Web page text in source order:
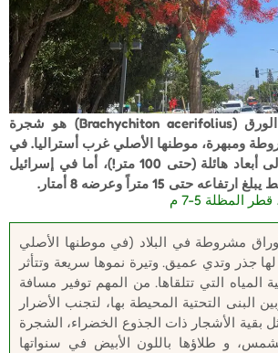
(Brachychiton acerifolius) هو شجرة
ومبهرة، موطنها الأصلي غرب أستراليا. في
بلادها يمكن أن تنمو إلى أبعاد هائلة (حتى 100 متر!)، أما في إسرائيل
حتى 15 متراً وعرضه 8 أمتار.
مشروطة في البلاد (في موطنها الأصلي
جذر وتدي عميق. وتيرة نموها سريعة وتتأثر
المياه التي تتلقاها. من المهم توفير مسافة
البنى التحتية المحيطة بها، لتجنب الأضرار
بقية الأشجار ذات الجذوع الخضراء، الشجرة
و طلاؤها باللون الأبيض في سنواتها